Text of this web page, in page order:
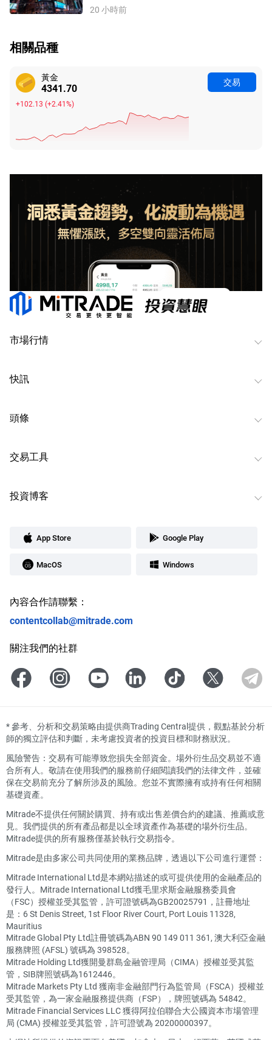
20 小時前
相關品種
黃金
4341.70
+102.13 (+2.41%)
交易
市場行情
快訊
頭條
交易工具
投資博客
App Store Google Play
MacOS Windows
內容合作請聯繫：
contentcollab@mitrade.com
關注我們的社群
*參考、分析和交易策略由提供商Trading Central提供，觀點基於分析
師的獨立評估和判斷，未考慮投資者的投資目標和財務狀況。
風險警告：交易有可能導致您損失全部資金。場外衍生品交易並不適
合所有人。敬請在使用我們的服務前仔細閱讀我們的法律文件，並確
保在交易前充分了解所涉及的風險。您並不實際擁有或持有任何相關
基礎資產。
Mitrade不提供任何關於購買、持有或出售差價合約的建議、推薦或意
見。我們提供的所有產品都是以全球資產作為基礎的場外衍生品。
Mitrade提供的所有服務僅基於執行交易指令。
Mitrade是由多家公司共同使用的業務品牌，透過以下公司進行運營：
Mitrade International Ltd是本網站描述的或可提供使用的金融產品的
發行人。Mitrade International Ltd獲毛里求斯金融服務委員會
（FSC）授權並受其監管，許可證號碼為GB20025791，註冊地址
是：6 St Denis Street, 1st Floor River Court, Port Louis 11328,
Mauritius
Mitrade Global Pty Ltd註冊號碼為ABN 90 149 011 361, 澳大利亞金融
服務牌照 (AFSL) 號碼為 398528。
Mitrade Holding Ltd獲開曼群島金融管理局（CIMA）授權並受其監
管，SIB牌照號碼為1612446。
Mitrade Markets Pty Ltd 獲南非金融部門行為監管局（FSCA）授權並
受其監管，為一家金融服務提供商（FSP），牌照號碼為 54842。
Mitrade Financial Services LLC 獲得阿拉伯聯合大公國資本市場管理
局 (CMA) 授權並受其監管，許可證號為 20200000397。